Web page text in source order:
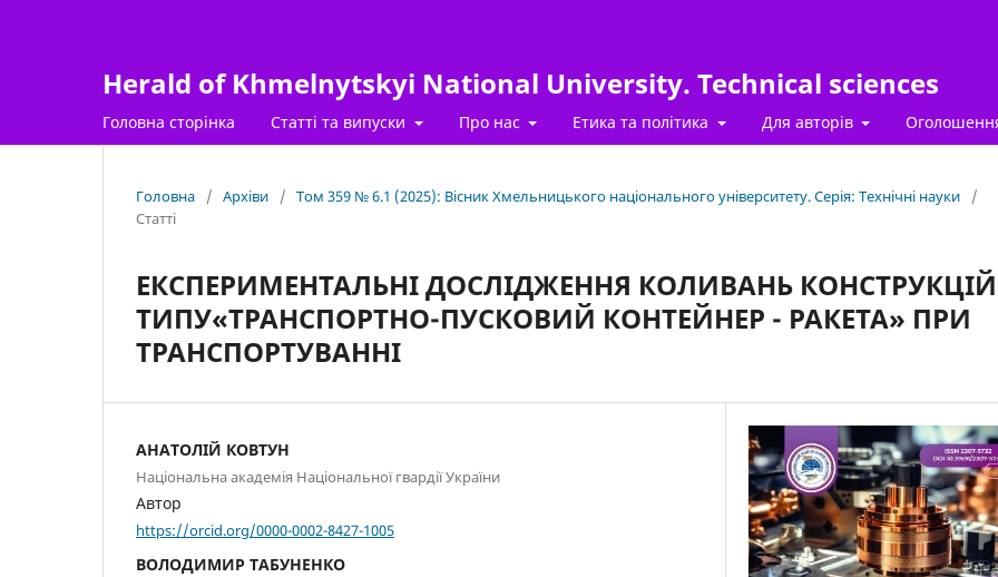
Herald of Khmelnytskyi National University. Technical sciences
Головна сторінка Статті та випуски Про нас Етика та політика Для авторів
Головна / Архіви / Том 359 № 6.1 (2025): Вісник Хмельницького національного університету. Серія: Технічні науки
/
Статті
ЕКСПЕРИМЕНТАЛЬНІ ДОСЛІДЖЕННЯ КОЛИВАНЬ КОНСТРУКЦІЙ
ТИПУ«ТРАНСПОРТНО-ПУСКОВИЙ КОНТЕЙНЕР - РАКЕТА» ПРИ
ТРАНСПОРТУВАННІ
АНАТОЛІЙ КОВТУН
Національна академія Національної гвардії України
Автор
https://orcid.org/0000-0002-8427-1005
ВОЛОДИМИР ТАБУНЕНКО